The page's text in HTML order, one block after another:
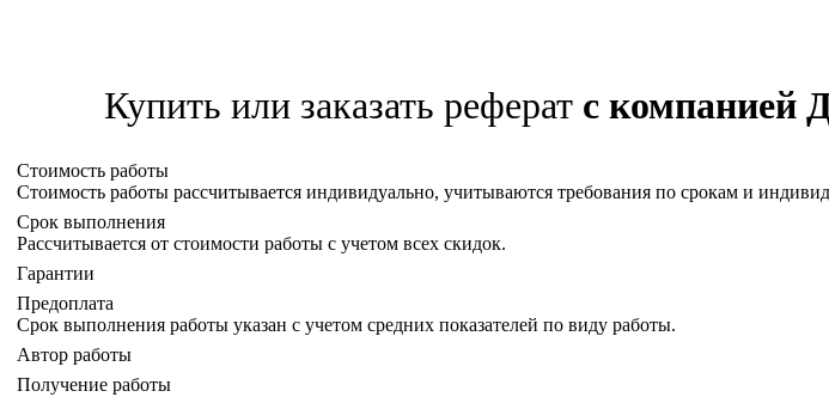
Купить или заказать реферат с компанией
Стоимость работы
Стоимость работы рассчитывается индивидуально, учитываются требования по срокам и
Срок выполнения
Рассчитывается от стоимости работы с учетом всех скидок.
Гарантии
Предоплата
Срок выполнения работы указан с учетом средних показателей по виду работы.
Автор работы
Получение работы